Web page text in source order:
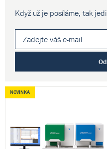
Když už je posíláme, tak
NOVINKA